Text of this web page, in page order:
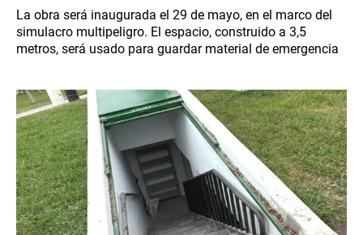
La obra será inaugurada el 29 de mayo, en el marco del
simulacro multipeligro. El espacio, construido a 3,5
metros, será usado para guardar material de emergencia